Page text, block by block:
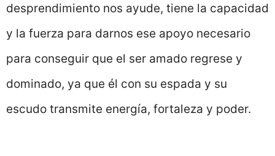
desprendimiento nos ayude, tiene la capacidad
y la fuerza para darnos ese apoyo necesario
para conseguir que el ser amado regrese y
dominado, ya que él con su espada y su
escudo transmite energía, fortaleza y poder.